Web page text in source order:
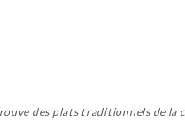
des plats traditionnels de